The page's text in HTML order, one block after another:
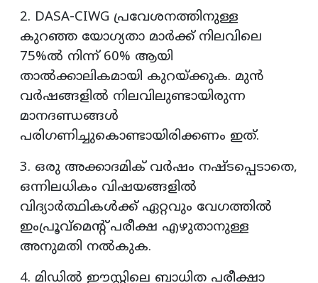
2. DASA-CIWG പ്രവേശനത്തിനുള്ള
കുറഞ്ഞ യോഗ്യതാ മാര്‍ക്ക് നിലവിലെ
75%ല്‍ നിന്ന് 60% ആയി
താല്‍ക്കാലികമായി കുറയ്ക്കുക. മുന്‍
വര്‍ഷങ്ങളില്‍ നിലവിലുണ്ടായിരുന്ന
മാനദണ്ഡങ്ങള്‍
പരിഗണിച്ചുകൊണ്ടായിരിക്കണം ഇത്.
3. ഒരു അക്കാദമിക് വര്‍ഷം നഷ്ടപ്പെടാതെ,
ഒന്നിലധികം വിഷയങ്ങളില്‍
വിദ്യാര്‍ത്ഥികള്‍ക്ക് ഏറ്റവും വേഗത്തില്‍
ഇംപ്രൂവ്മെന്റ് പരീക്ഷ എഴുതാനുള്ള
അനുമതി നല്‍കുക.
4. മിഡില്‍ ഈസ്റ്റിലെ ബാധിത പരീക്ഷാ